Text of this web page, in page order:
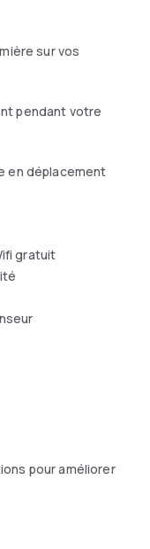
machine à
salle de bains.
que des salles de
sur vos
pendant votre
en déplacement
gratuit
pour améliorer